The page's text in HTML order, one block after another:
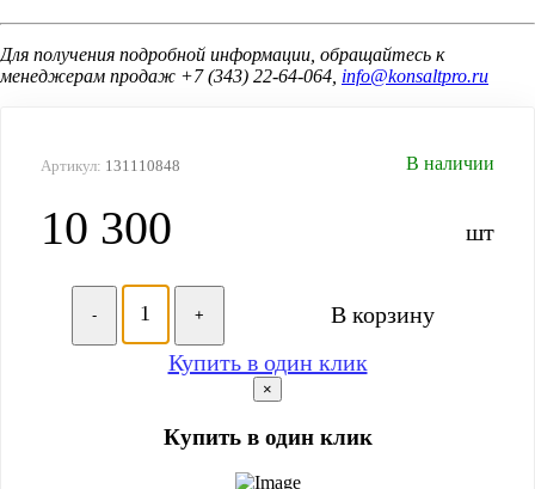
Для получения подробной информации, обращайтесь к
менеджерам продаж +7 (343) 22-64-064, info@konsaltpro.ru
Артикул: 131110848 В наличии
10 300 шт
- +
В корзину
Купить в один клик
×
Купить в один клик